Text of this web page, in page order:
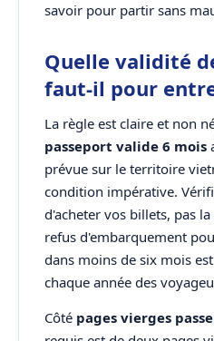
savoir pour partir sans
Quelle validité
faut-il pour
La règle est claire et non
passeport valide 6 mois
prévue sur le territoire
condition impérative.
d'acheter vos billets, pas
refus d'embarquement
dans moins de six mois
chaque année des
Côté pages vierges